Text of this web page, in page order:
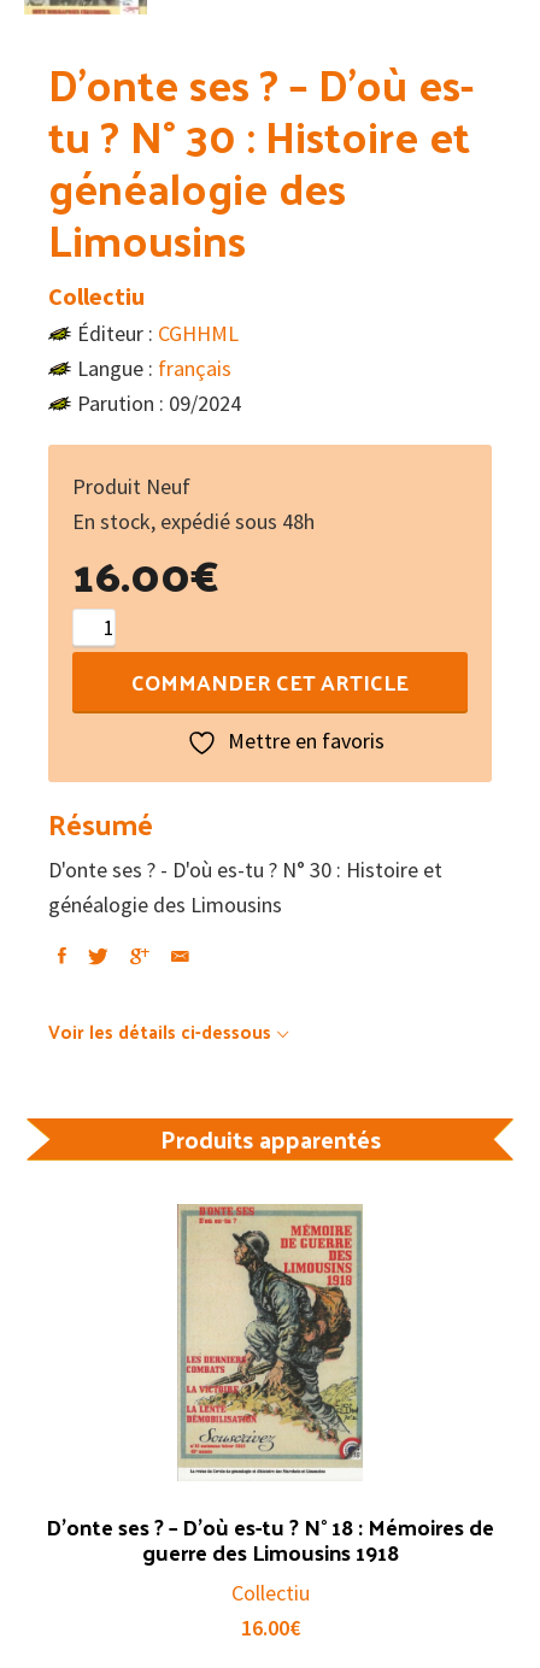
D’onte ses ? – D’où es-
tu ? N° 30 : Histoire et
généalogie des
Limousins
Collectiu
Éditeur : CGHHML
Langue : français
Parution : 09/2024
Produit Neuf
En stock, expédié sous 48h
16.00€
quantité
de
D'où
es-
tu
N°
:
et
généalogie
COMMANDER CET ARTICLE
Mettre en favoris
Résumé
D'onte ses ? - D'où es-tu ? N° 30 : Histoire et
généalogie des Limousins
Voir les détails ci-dessous
Produits apparentés
D’onte ses ? – D’où es-tu ? N° 18 : Mémoires de
guerre des Limousins 1918
Collectiu
16.00€